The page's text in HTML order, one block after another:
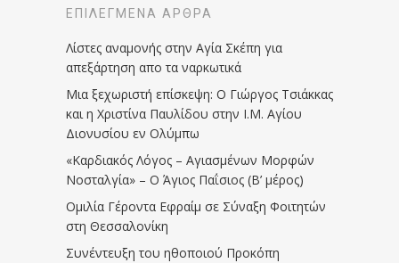
ΕΠΙΛΕΓΜΈΝΑ ΆΡΘΡΑ
Λίστες αναμονής στην Αγία Σκέπη για
απεξάρτηση απο τα ναρκωτικά
Μια ξεχωριστή επίσκεψη: Ο Γιώργος Τσιάκκας
και η Χριστίνα Παυλίδου στην Ι.Μ. Αγίου
Διονυσίου εν Ολύμπω
«Καρδιακός Λόγος – Αγιασμένων Μορφών
Νοσταλγία» – Ο Άγιος Παΐσιος (Β’ μέρος)
Ομιλία Γέροντα Εφραίμ σε Σύναξη Φοιτητών
στη Θεσσαλονίκη
Συνέντευξη του ηθοποιού Προκόπη